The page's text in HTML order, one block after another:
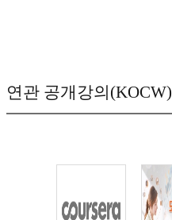
연관 공개강의(KOCW)